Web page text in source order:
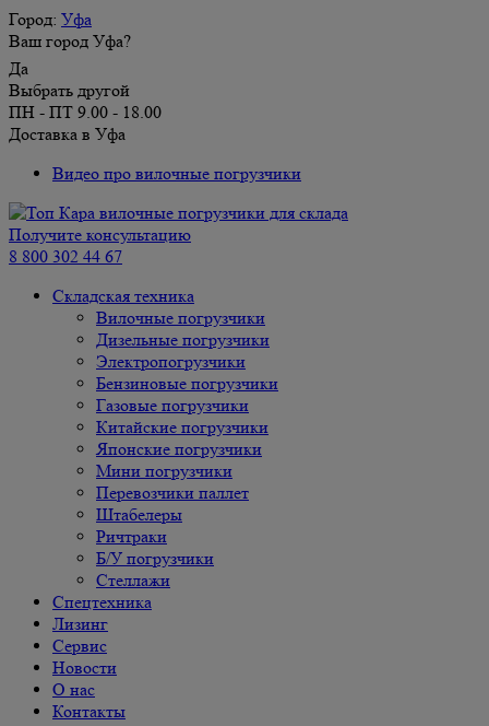
Город: Уфа
Ваш город Уфа?
Да
Выбрать другой
ПН - ПТ 9.00 - 18.00
Доставка в Уфа
Видео про вилочные погрузчики
Получите консультацию
8 800 302 44 67
Складская техника
Вилочные погрузчики
Дизельные погрузчики
Электропогрузчики
Бензиновые погрузчики
Газовые погрузчики
Китайские погрузчики
Японские погрузчики
Мини погрузчики
Перевозчики паллет
Штабелеры
Ричтраки
Б/У погрузчики
Cтеллажи
Спецтехника
Лизинг
Сервис
Новости
О нас
Контакты